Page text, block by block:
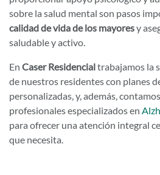
sobre la salud mental son pasos
calidad de vida de los mayoresy
saludable y activo.
En Caser Residencialtrabajamos la
de nuestros residentes con planes
personalizadas, y, además,
profesionales especializados en
para ofrecer una atención integral
que necesita.